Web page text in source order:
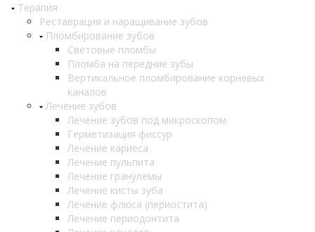
Терапия
Реставрация и наращивание зубов
Пломбирование зубов
Световые пломбы
Пломба на передние зубы
Вертикальное пломбирование корневых
каналов
Лечение зубов
Лечение зубов под микроскопом
Герметизация фиссур
Лечение кариеса
Лечение пульпита
Лечение гранулемы
Лечение кисты зуба
Лечение флюса (периостита)
Лечение периодонтита